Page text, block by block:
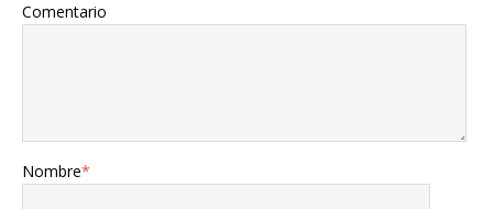
Comentario
Nombre*